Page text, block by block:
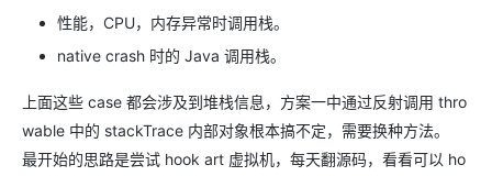
性能，CPU，内存异常时调用栈。
native crash 时的 Java 调用栈。
上面这些 case 都会涉及到堆栈信息，方案一中通过反射调用 thro
wable 中的 stackTrace 内部对象根本搞不定，需要换种方法。
最开始的思路是尝试 hook art 虚拟机，每天翻源码，看看可以 ho